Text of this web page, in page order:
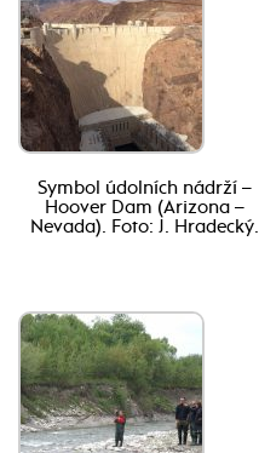
Symbol údolních nádrží –
Hoover Dam (Arizona –
Nevada). Foto: J. Hradecký.